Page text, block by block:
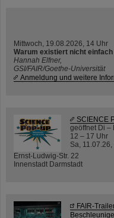
Mittwoch, 19.08.2026, 14 Uhr
Warum existiert nicht
Hannah Elfner,
GSI/FAIR/Goethe-Universität
Anmeldung und weitere
SCIENCE
geöffnet Di –
12 – 17 Uhr
Sa,
Ernst-Ludwig-Str. 22
Innenstadt Darmstadt
FAIR-